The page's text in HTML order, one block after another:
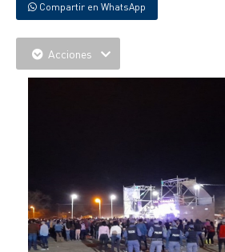
Compartir en WhatsApp
Acciones